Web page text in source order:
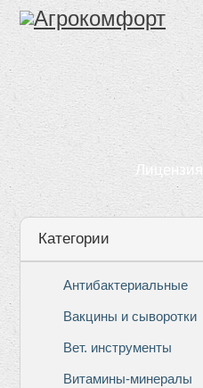
Лицензия
Категории
Антибактериальные
Вакцины и сыворотки
Вет. инструменты
Витамины-минералы